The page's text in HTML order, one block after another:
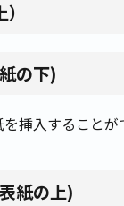
の下)
挿入することが
紙の上)